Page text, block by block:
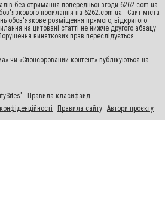
без отримання попередньої згоди 6262.com.ua
посилання на 6262.com.ua - Сайт міста
обов'язкове розміщення прямого, відкритого
на цитовані статті не нижче другого абзацу
виняткових прав переслідується
чи «Спонсорований контент» публікуються на
Правила класифайд
Правила сайту Автори проєкту